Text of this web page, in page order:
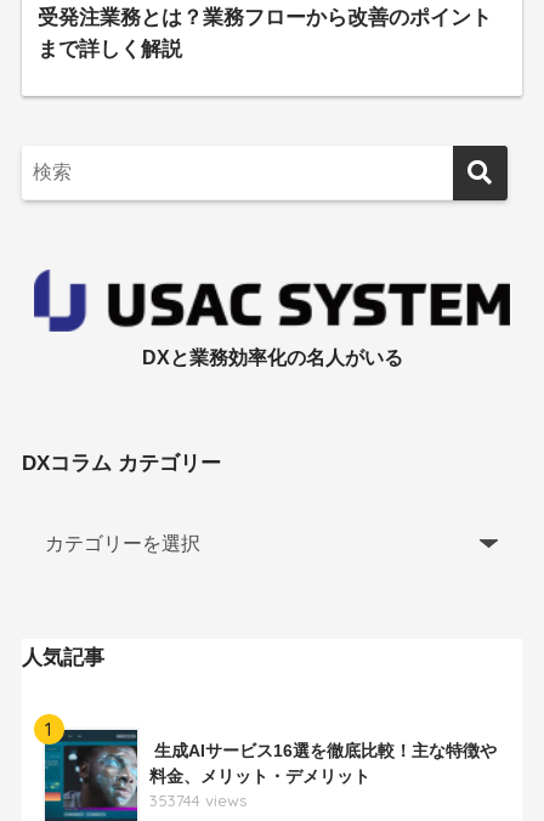
受発注業務とは？業務フローから改善のポイント
まで詳しく解説
DXと業務効率化の名人がいる
DXコラム カテゴリー
人気記事
1
生成AIサービス16選を徹底比較！主な特徴や
料金、メリット・デメリット
353744 views